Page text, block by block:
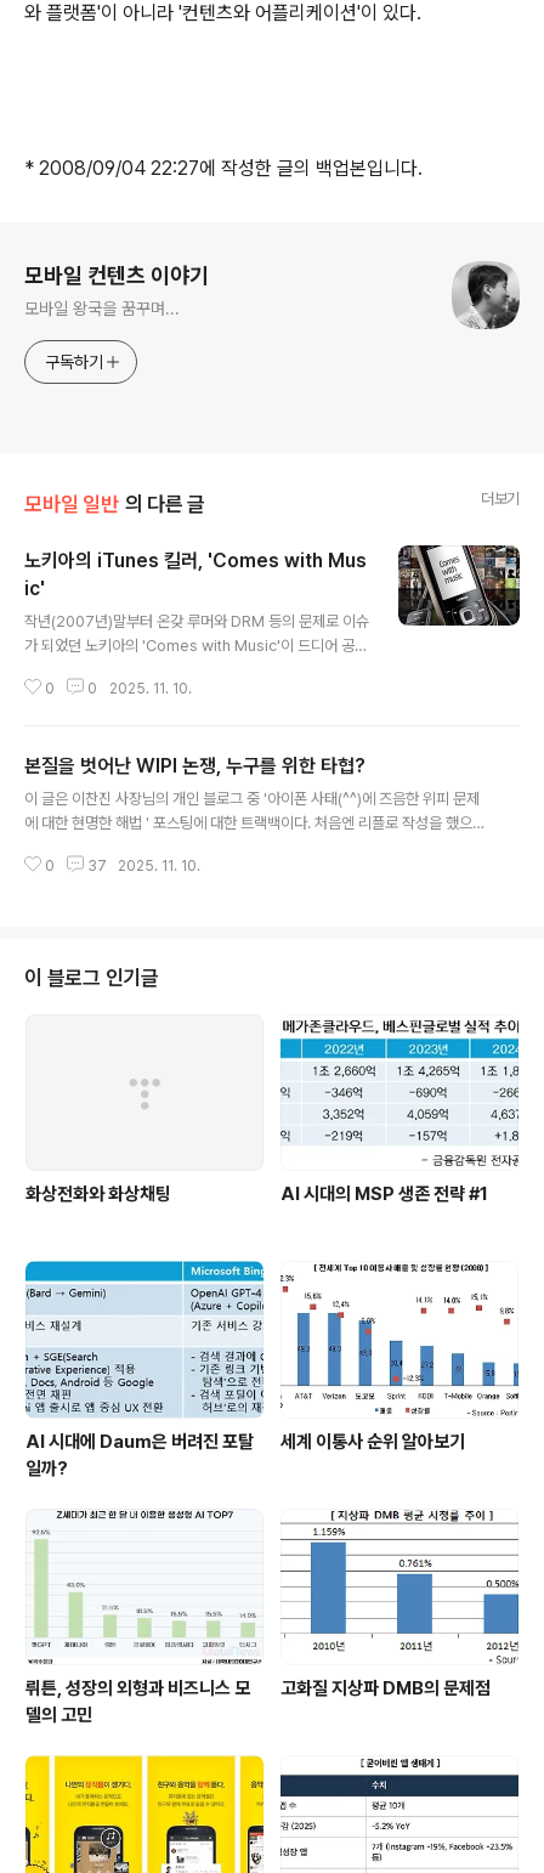
와 플랫폼'이 아니라 '컨텐츠와 어플리케이션'이 있다.
* 2008/09/04 22:27에 작성한 글의 백업본입니다.
모바일 컨텐츠 이야기
모바일 왕국을 꿈꾸며...
구독하기
모바일 일반 의 다른 글 더보기
노키아의 iTunes 킬러, 'Comes with Mus
ic'
작년(2007년)말부터 온갖 루머와 DRM 등의 문제로 이슈
가 되었던 노키아의 'Comes with Music'이 드디어 공식
서비스는 영국에서 실시되며 노키아의 'Comes With Mu
던 DRM은 없는 것으로 알려져서 1년이 지나더라도 폰에
서 삭제가 되지 않는 한 계속 음악을 플레이 할 수 있는 것
으로 현재까지는 알려져 있다.(루머가 많았던 서비스이니
kia 5310 XpressMusic' 으로 오늘(2008년 9월 2일)
0 0 2025. 11. 10.
본질을 벗어난 WIPI 논쟁, 누구를 위한 타협?
이 글은 이찬진 사장님의 개인 블로그 중 '아이폰 사태(^^)에 즈음한 위피 문제
에 대한 현명한 해법 ' 포스팅에 대한 트랙백이다. 처음엔 리플로 작성을 했으나
계가 있어 트랙백으로 작성한다. 이사장님의 글은 논점을 풀어가는 방식과 현실
문이다. WIPI는 무척이나 훌륭한 솔루션이다. 경쟁사와의 차별성을 내세우는
이통사나 단말벤더의 입장에서야 장점과 단점이 동시에 존재하고, 시장 점유율
0 37 2025. 11. 10.
이 블로그 인기글
화상전화와 화상채팅 AI 시대의 MSP 생존 전략 #1
AI 시대에 Daum은 버려진 포탈
일까?
세계 이통사 순위 알아보기
뤼튼, 성장의 외형과 비즈니스 모
델의 고민
고화질 지상파 DMB의 문제점